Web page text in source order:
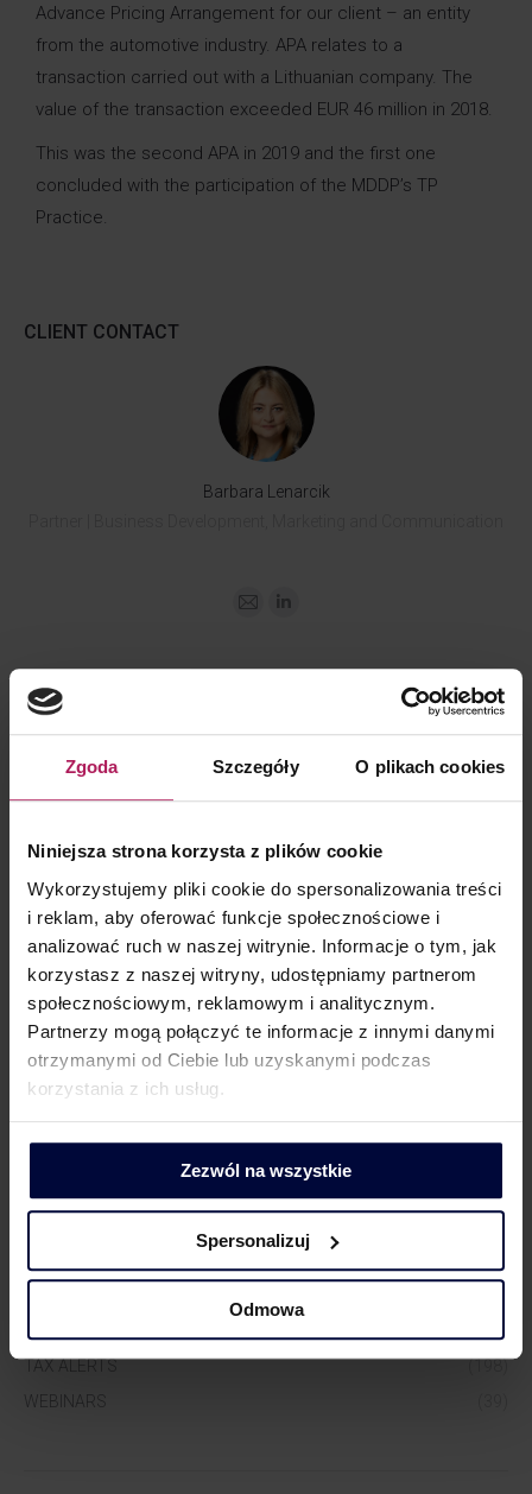
Zgoda Szczegóły O plikach cookies
Niniejsza strona korzysta z plików cookie
Wykorzystujemy pliki cookie do spersonalizowania treści
i reklam, aby oferować funkcje społecznościowe i
analizować ruch w naszej witrynie. Informacje o tym, jak
korzystasz z naszej witryny, udostępniamy partnerom
społecznościowym, reklamowym i analitycznym.
Partnerzy mogą połączyć te informacje z innymi danymi
otrzymanymi od Ciebie lub uzyskanymi podczas
korzystania z ich usług.
Zezwól na wszystkie
Spersonalizuj
Odmowa
Advance Pricing Arrangement for our client – an entity
from the automotive industry. APA relates to a
transaction carried out with a Lithuanian company. The
value of the transaction exceeded EUR 46 million in 2018.
This was the second APA in 2019 and the first one
concluded with the participation of the MDDP’s TP
Practice.
CLIENT CONTACT
Barbara Lenarcik
MEDIA CONTACT
Dorota Chruściel-Dziekańska
Communications Practice Leader
+48 500 127 570
MORE KNOWLEDGE
TAX ALERTS
(198)
WEBINARS